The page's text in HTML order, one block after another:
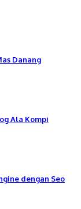
Danang
Ala Kompi
dengan Seo